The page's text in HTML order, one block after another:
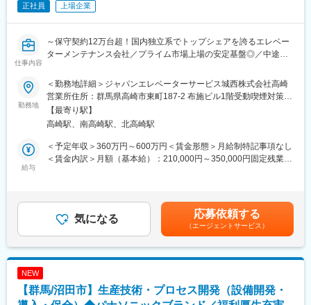
・現場調査および不具合対応
【一日の業務（現場対応例）】
9時 試験・点検作業（使用前自己確認・耐圧試験等）
休憩
13時 午後の作業開始
小休憩
17時 作業終了・清掃・撤収準備
19時 退社
※夜間の耐圧試験がある場合は、19時～21時頃まで試験時間とな
事業概要、社内制度、システムの基本操作・タスク管理方法等の
研修並びに、現場送り出し教育として建設業・太陽光・再エネビ
＜初期研修後＞
正社員 上場企業
仕事内容
～保守契約12万台超！国内独立系でトップシェアを誇るエレベー
ターメンテナンス会社／プライム市場上場の安定基盤◎／中途社
■業務内容：
当社が保守契約している国内主要メーカーのエレベーター・エス
カレーター等昇降機のメンテナンス全般をお任せします。
※ご入社後、埼玉県（和光市）で研修を実施いたします（遠方地の
場合、宿泊先は当社で手配）
■業務詳細：
ー各機種に対応した点検・検査をし、必要な部品はメーカー純正
部品で交換、修理、調整等を行います。
(4)原因追求、故障検証
勤務地
＜勤務地詳細＞ジャパンエレベーターサービス城西株式会社高崎
営業所住所：群馬県高崎市東町187-2 布施ビル1階受動喫煙対策：
屋内全面禁煙変更の範囲：会社の定める事業所
【最寄り駅】
高崎駅、南高崎駅、北高崎駅
給与
＜予定年収＞360万円～600万円＜賃金形態＞月給制特記事項なし
＜賃金内訳＞月額（基本給）：210,000円～350,000円固定残業手
給与補足＞■賞与：年2回（7月、12月）■昇給：年1回（4月）賃金
はあくまでも目安の金額であり、選考を通じて上下する可能性が
あります。月給(月額)は固定手当を含めた表記です。
気になる 応募依頼する
（エージェントサービス）
NEW
【群馬/沼田市】生産技術・プロセス開発（設備開発・